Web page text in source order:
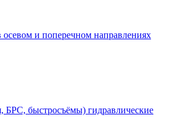
и поперечном направлениях
БРС, быстросъёмы) гидравлические